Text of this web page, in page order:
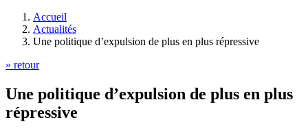
Accueil
Actualités
Une politique d’expulsion de plus en plus répressive
» retour
Une politique d’expulsion de plus en plus
répressive